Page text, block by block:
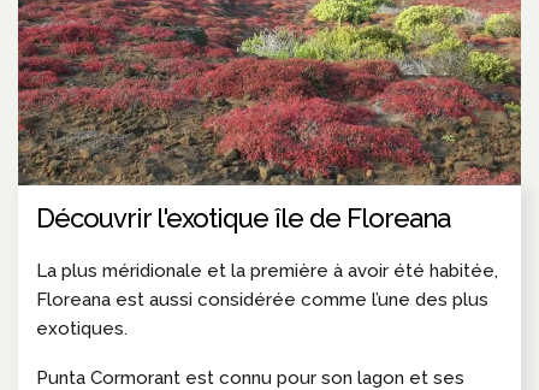
Découvrir l'exotique île de Floreana
La plus méridionale et la première à avoir été habitée,
Floreana est aussi considérée comme l’une des plus
exotiques.
Punta Cormorant est connu pour son lagon et ses